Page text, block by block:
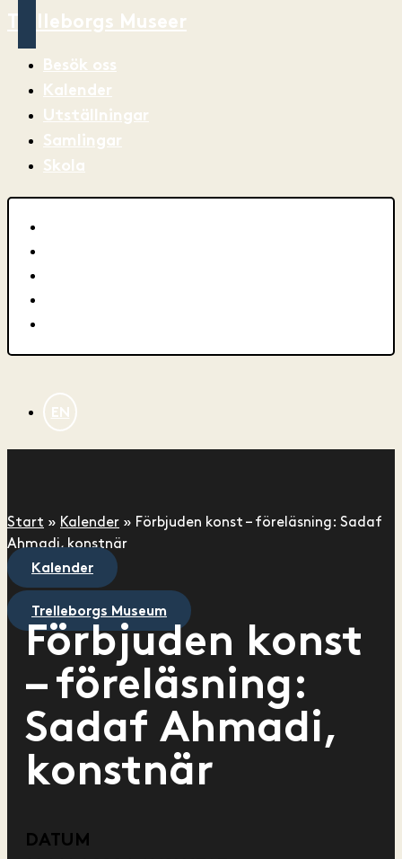
Trelleborgs Museer
Besök oss
Kalender
Utställningar
Samlingar
Skola
EN
Start » Kalender » Förbjuden konst – föreläsning: Sadaf
Ahmadi, konstnär
Kalender
Trelleborgs Museum
Förbjuden konst
– föreläsning:
Sadaf Ahmadi,
konstnär
DATUM